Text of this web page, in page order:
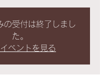
の受付は終了しまし
た。
ベントを見る